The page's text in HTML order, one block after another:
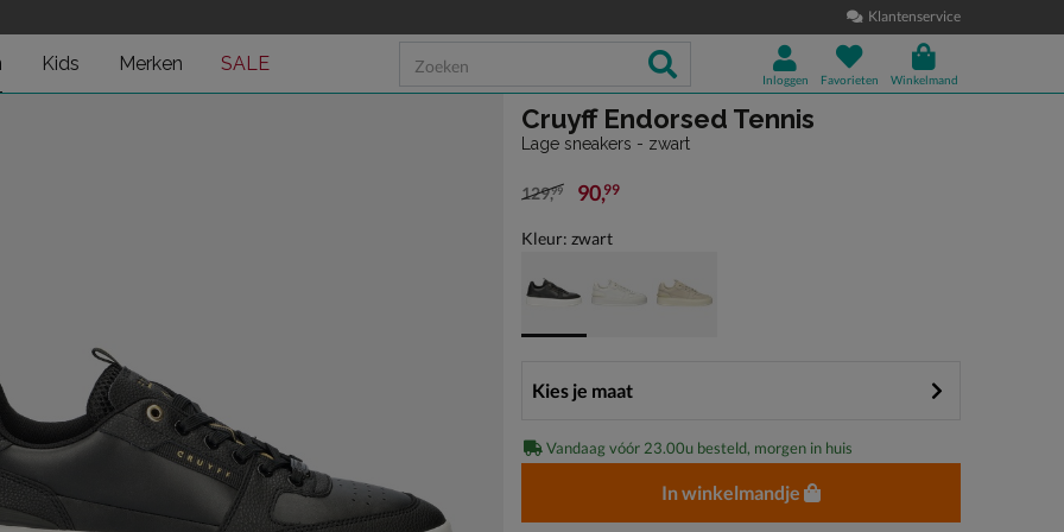
Klantenservice
Kids Merken SALE
Inloggen Favorieten Winkelmand
Cruyff Endorsed Tennis
Lage sneakers - zwart
van € 129,99 voor € 90,99
129,99 90,99
Kleur: zwart
Kies je maat
Vandaag vóór 23.00u besteld, morgen in huis
In winkelmandje